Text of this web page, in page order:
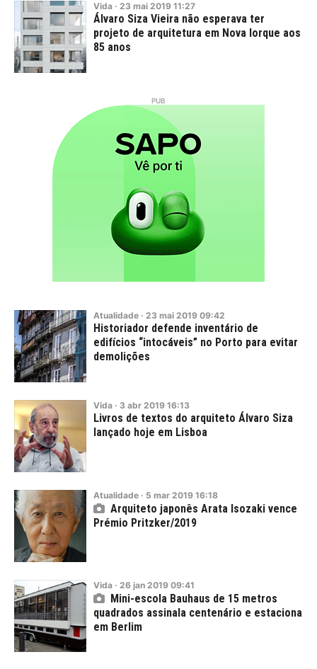
Vida · 23 mai 2019 11:27
Álvaro Siza Vieira não esperava ter
projeto de arquitetura em Nova Iorque aos
85 anos
Atualidade · 23 mai 2019 09:42
Historiador defende inventário de
edifícios “intocáveis” no Porto para evitar
demolições
Vida · 3 abr 2019 16:13
Livros de textos do arquiteto Álvaro Siza
lançado hoje em Lisboa
Atualidade · 5 mar 2019 16:18
Arquiteto japonês Arata Isozaki vence
Prémio Pritzker/2019
Vida · 26 jan 2019 09:41
Mini-escola Bauhaus de 15 metros
quadrados assinala centenário e estaciona
em Berlim